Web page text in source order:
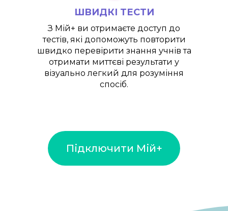
ШВИДКІ ТЕСТИ
З Мій+ ви отримаєте доступ до
тестів, які допоможуть повторити
швидко перевірити знання учнів та
отримати миттєві результати у
візуально легкий для розуміння
спосіб.
Підключити Мій+